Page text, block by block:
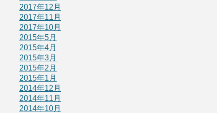
2017年12月
2017年11月
2017年10月
2015年5月
2015年4月
2015年3月
2015年2月
2015年1月
2014年12月
2014年11月
2014年10月